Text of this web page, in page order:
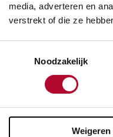
media, adverteren en
verstrekt of die ze
Noodzakelijk
Weigeren
februari